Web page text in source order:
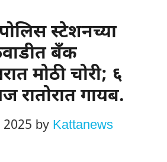
स्टेशनच्या
बँक
मोठी चोरी; ६
रातोरात गायब.
by Kattanews